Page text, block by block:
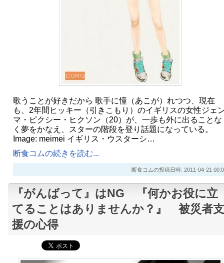
歌うことが好きだから 歌手に憧（あこが）れつつ、現在
も、2年間ヒッキー（引きこもり）のイギリスの女性ジェ
マ・ピクシー・ヒクソン（20）が、一歩も外に出ることな
く夢をかなえ、スターの階段を登り話題になっている。
Image: meimei イギリス・ウスターシ…
断食コムの続きを読む...
断食コムの投稿日時: 2011-04-21
『がんばって』はNG 『何かお役に立
てることはありませんか？』 被災者支
援の心得